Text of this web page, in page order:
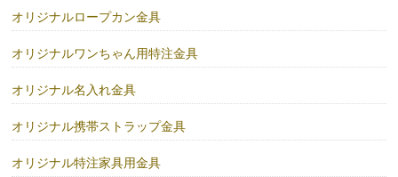
オリジナルロープカン金具
オリジナルワンちゃん用特注金具
オリジナル名入れ金具
オリジナル携帯ストラップ金具
オリジナル特注家具用金具